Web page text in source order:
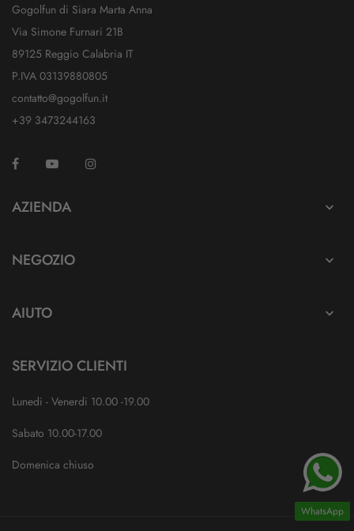
Gogolfun di Siara Marta Anna
Via Simone Furnari 21B
89125 Reggio Calabria IT
P.IVA 03139880805
contatto@gogolfun.it
+39 3473244163
Facebook YouTube
AZIENDA 
NEGOZIO 
AIUTO 
SERVIZIO CLIENTI
Lunedi - Venerdi 10.00 -19.00
Sabato 10.00-17.00
Domenica chiuso
WhatsApp